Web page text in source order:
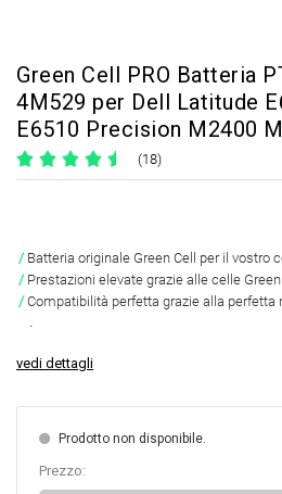
Green Cell PRO Batteria
4M529 per Dell Latitude
E6510 Precision M2400
(18)
Batteria originale Green Cell per il vostro
Prestazioni elevate grazie alle celle Green
Compatibilità perfetta grazie alla perfetta
.
vedi dettagli
Prodotto non disponibile.
Prezzo: